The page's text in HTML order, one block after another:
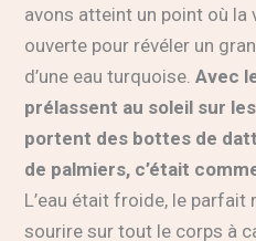
avons atteint un point où la
ouverte pour révéler un
d’une eau turquoise.Avec
prélassent au soleil sur
portent des bottes de
de palmiers, c’était
L’eau était froide, le
sourire sur tout le corps à